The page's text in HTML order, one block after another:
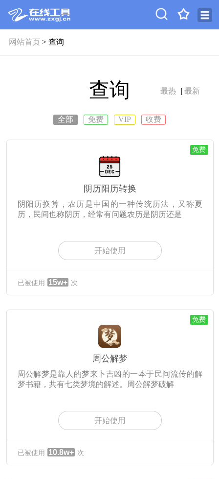
网站首页> 查询
最热 | 最新
查询
全部 免费 VIP 收费
免费
阴历阳历转换
阴阳历换算，农历是中国的一种传统历法，又称夏
历，民间也称阴历，经常有问题农历是阴历还是
开始使用
已被使用 15w+ 次
免费
周公解梦
周公解梦是靠人的梦来卜吉凶的一本于民间流传的解
梦书籍，共有七类梦境的解述。周公解梦破解
开始使用
已被使用 10.8w+ 次